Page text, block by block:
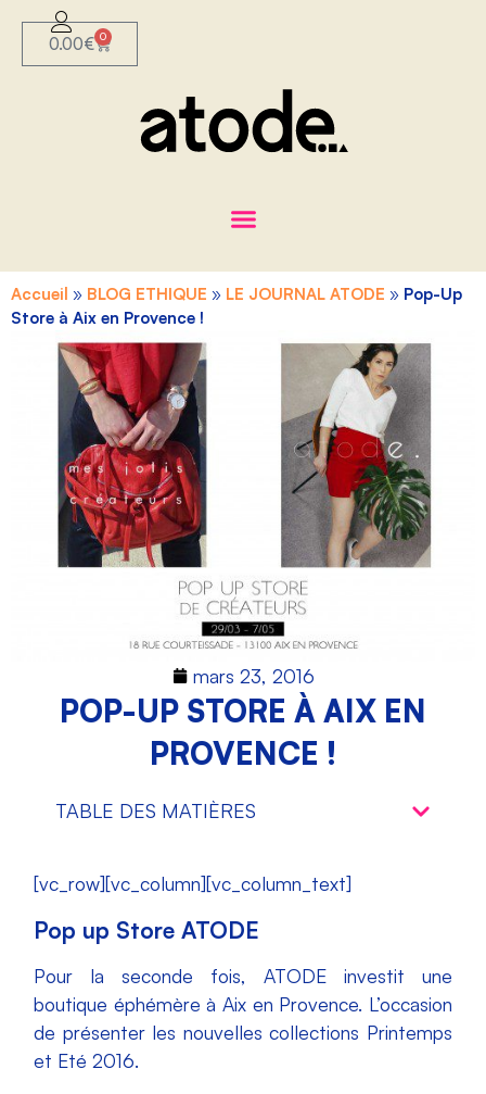
0.00€ 0
Accueil » BLOG ETHIQUE » LE JOURNAL ATODE » Pop-Up
Store à Aix en Provence !
mars 23, 2016
POP-UP STORE À AIX EN
PROVENCE !
TABLE DES MATIÈRES
[vc_row][vc_column][vc_column_text]
Pop up Store ATODE
Pour la seconde fois, ATODE investit une
boutique éphémère à Aix en Provence. L’occasion
de présenter les nouvelles collections Printemps
et Eté 2016.